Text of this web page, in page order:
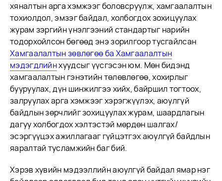
хяналтын арга хэмжээг боловсруулж, хамгаалалтын
тохиолдол, эмзэг байдал, холбогдох зохицуулах
журам зэргийн үнэлгээний стандартыг нарийн
тодорхойлсон бөгөөд энэ зорилгоор тусгайлсан
Хамгаалалтын зөвлөгөө ба Хамгаалалтын
мэдэгдлийнхуудсыг үүсгэсэн юм. Мөн бидэнд
хамгаалалтын гэнэтийн төлөвлөгөө, хохирлыг
бууруулах, дүн шинжилгээ хийх, байршил тогтоох,
залруулах арга хэмжээг хэрэгжүүлэх, аюулгүй
байдлын зөрчлийг зохицуулах журам, шаардлагын
дагуу холбогдох хэлтэстэй мөрдөн шалгах/
эсэргүүцэх ажиллагааг гүйцэтгэх аюулгүй байдлын
яаралтай тусламжийн баг бий.
Хэрэв хувийн мэдээллийн аюулгүй байдал ямар нэг